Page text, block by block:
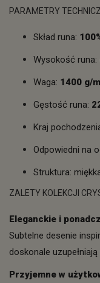
PARAMETRY
Skład runa:
Wysokość runa:
Waga: 1400 g/
Gęstość runa:
Kraj
Odpowiedni na
Struktura:
ZALETY KOLEKCJI
Eleganckie i
Subtelne desenie
doskonale
Przyjemne w